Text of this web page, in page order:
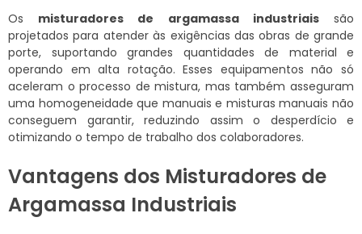
Os misturadores de argamassa industriaissão
projetados para atender às exigências das obras de grande
porte, suportando grandes quantidades de material e
operando em alta rotação. Esses equipamentos não só
aceleram o processo de mistura, mas também asseguram
uma homogeneidade que manuais e misturas manuais não
conseguem garantir, reduzindo assim o desperdício e
otimizando o tempo de trabalho dos colaboradores.
Vantagens dos Misturadores de
Argamassa Industriais